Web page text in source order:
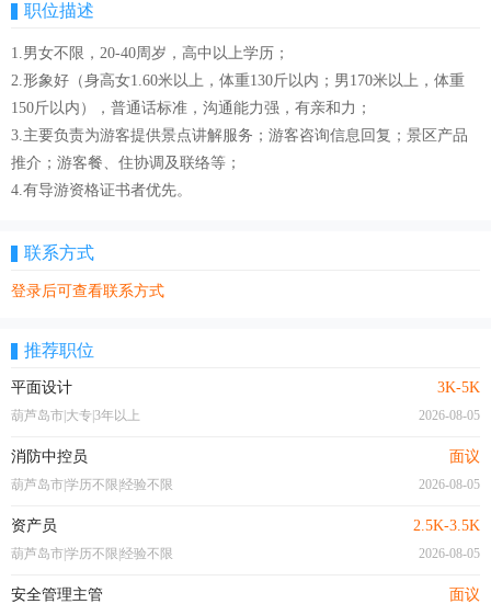
职位描述
1.男女不限，20-40周岁，高中以上学历；
2.形象好（身高女1.60米以上，体重130斤以内；男170米以上，体重
150斤以内），普通话标准，沟通能力强，有亲和力；
3.主要负责为游客提供景点讲解服务；游客咨询信息回复；景区产品
推介；游客餐、住协调及联络等；
4.有导游资格证书者优先。
联系方式
登录后可查看联系方式
推荐职位
平面设计 3K-5K
葫芦岛市|大专|3年以上 2026-08-05
消防中控员 面议
葫芦岛市|学历不限|经验不限 2026-08-05
资产员 2.5K-3.5K
葫芦岛市|学历不限|经验不限 2026-08-05
安全管理主管 面议